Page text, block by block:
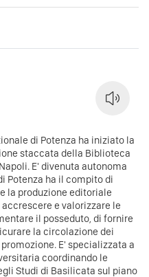
di Potenza ha iniziato la
staccata della Biblioteca
E' divenuta autonoma
Potenza ha il compito di
la produzione editoriale
e valorizzare le
il posseduto, di fornire
la circolazione dei
E' specializzata a
coordinando le
Studi di Basilicata sul piano